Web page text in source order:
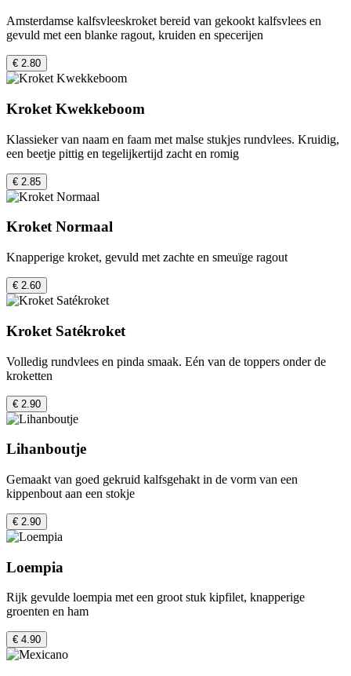
Amsterdamse kalfsvleeskroket bereid van gekookt kalfsvlees en
gevuld met een blanke ragout, kruiden en specerijen
€ 2.80
Kroket Kwekkeboom
Klassieker van naam en faam met malse stukjes rundvlees. Kruidig,
een beetje pittig en tegelijkertijd zacht en romig
€ 2.85
Kroket Normaal
Knapperige kroket, gevuld met zachte en smeuïge ragout
€ 2.60
Kroket Satékroket
Volledig rundvlees en pinda smaak. Eén van de toppers onder de
kroketten
€ 2.90
Lihanboutje
Gemaakt van goed gekruid kalfsgehakt in de vorm van een
kippenbout aan een stokje
€ 2.90
Loempia
Rijk gevulde loempia met een groot stuk kipfilet, knapperige
groenten en ham
€ 4.90